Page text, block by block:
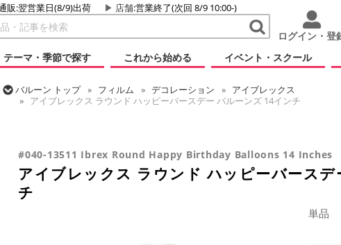
販:翌営業日(8/9)出荷 店舗:営業終了(次回 8/9 10:00-)
ログイン・登
テーマ・季節で探す
これから始める イベント・スクール
バルーン トップ フィルム デコレーション
アイブレックス
アイブレックス ラウンド ハッピーバースデー バルーンズ 14インチ
#040-13511 Ibrex Round Happy Birthday Balloons 14 Inches
アイブレックス ラウンド ハッピーバース
チ
単品